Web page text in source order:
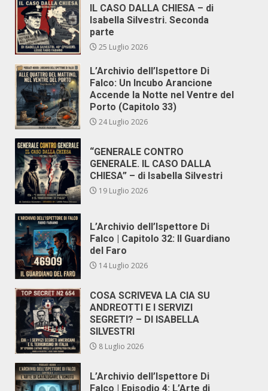
IL CASO DALLA CHIESA – di
Isabella Silvestri. Seconda
parte
25 Luglio 2026
L’Archivio dell’Ispettore Di
Falco: Un Incubo Arancione
Accende la Notte nel Ventre del
Porto (Capitolo 33)
24 Luglio 2026
“GENERALE CONTRO
GENERALE. IL CASO DALLA
CHIESA” – di Isabella Silvestri
19 Luglio 2026
L’Archivio dell’Ispettore Di
Falco | Capitolo 32: Il Guardiano
del Faro
14 Luglio 2026
COSA SCRIVEVA LA CIA SU
ANDREOTTI E I SERVIZI
SEGRETI? – DI ISABELLA
SILVESTRI
8 Luglio 2026
L’Archivio dell’Ispettore Di
Falco | Episodio 4: L’Arte di